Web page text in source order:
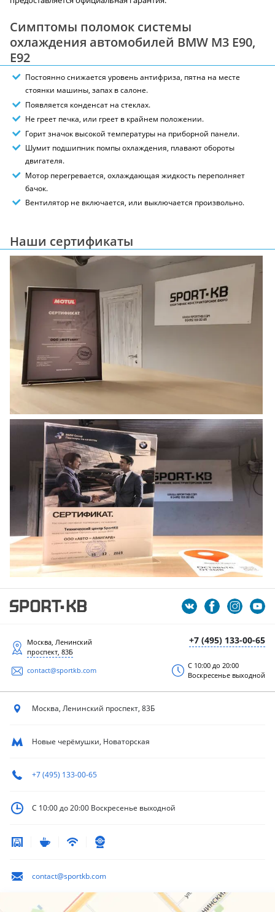
Симптомы поломок системы
охлаждения автомобилей BMW M3 E90,
E92
Постоянно снижается уровень антифриза, пятна на месте
стоянки машины, запах в салоне.
Появляется конденсат на стеклах.
Не греет печка, или греет в крайнем положении.
Горит значок высокой температуры на приборной панели.
Шумит подшипник помпы охлаждения, плавают обороты
двигателя.
Мотор перегревается, охлаждающая жидкость переполняет
бачок.
Вентилятор не включается, или выключается произвольно.
Наши сертификаты
+7 (495) 133-00-65
Москва, Ленинский
проспект, 83Б
contact@sportkb.com
С 10:00 до 20:00
Воскресенье выходной
Москва, Ленинский проспект, 83Б
Новые черёмушки, Новаторская
+7 (495) 133-00-65
С 10:00 до 20:00 Воскресенье выходной
contact@sportkb.com